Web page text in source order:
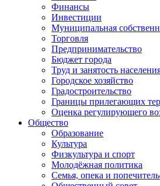
Финансы
Инвестиции
Муниципальная
Торговля
Предпринимательство
Бюджет города
Труд и занятость
Городское хозяйство
Градостроительство
Границы прилегающих
Оценка регулирующего
Общество
Образование
Культура
Физкультура и спорт
Молодёжная политика
Семья, опека и